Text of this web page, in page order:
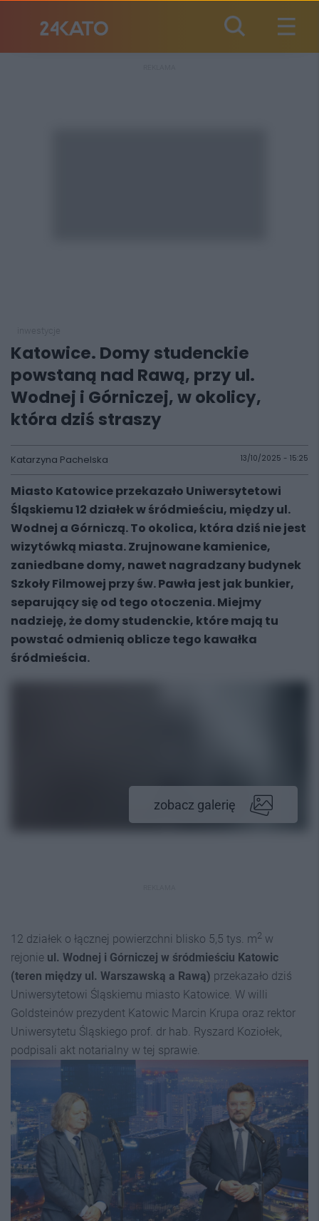
Katowice. Domy studenckie
powstaną nad Rawą, przy ul.
Wodnej i Górniczej, w okolicy,
która dziś straszy
Katarzyna Pachelska 13/10/2025 - 15:25
Miasto Katowice przekazało Uniwersytetowi
Śląskiemu 12 działek w śródmieściu, między ul.
Wodnej a Górniczą. To okolica, która dziś nie jest
wizytówką miasta. Zrujnowane kamienice,
zaniedbane domy, nawet nagradzany budynek
Szkoły Filmowej przy św. Pawła jest jak bunkier,
separujący się od tego otoczenia. Miejmy
nadzieję, że domy studenckie, które mają tu
powstać odmienią oblicze tego kawałka
śródmieścia.
zobacz galerię
12 działek o łącznej powierzchni blisko 5,5 tys. m2 w
rejonie ul. Wodnej i Górniczej w śródmieściu Katowic
(teren między ul. Warszawską a Rawą) przekazało dziś
Uniwersytetowi Śląskiemu miasto Katowice. W willi
Goldsteinów prezydent Katowic Marcin Krupa oraz rektor
Uniwersytetu Śląskiego prof. dr hab. Ryszard Koziołek,
podpisali akt notarialny w tej sprawie.